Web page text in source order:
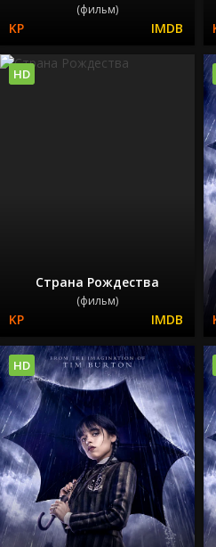
(фильм)
Страна Рождества
(фильм)
HD
HD